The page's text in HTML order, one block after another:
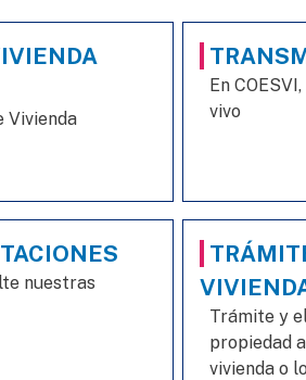
Vivienda
En
vivo
nuestras
Trámite y
propiedad
vivienda o